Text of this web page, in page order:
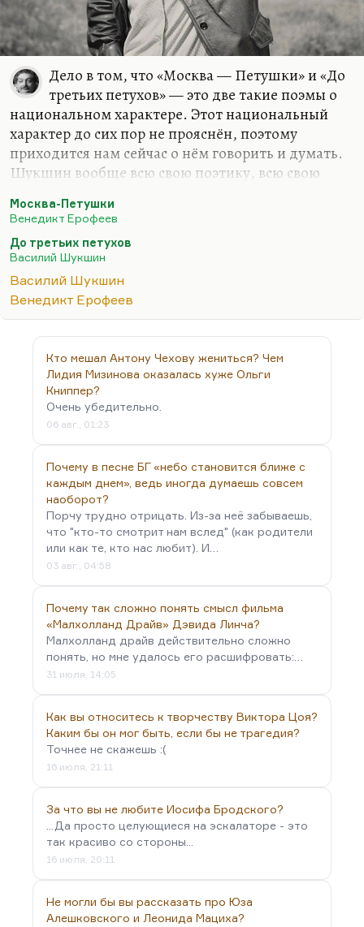
Дело в том, что «Москва — Петушки» и «До
третьих петухов» — это две такие поэмы о
национальном характере. Этот национальный
характер до сих пор не прояснён, поэтому
приходится нам сейчас о нём говорить и думать.
Шукшин вообще всю свою поэтику, всю свою
вам волю», о котором мы сейчас будем говорить
особо) построил на одном мучительном
контрасте, на одной очень важной проблеме. Он
в принципе — человек единства, человек
цельности и цельного мировоззрения. Для него
ужасно, что раскалывается русский мир,
Он — летописец русского нового раскола: на
город и деревню, на интеллигенцию и народ, на
почву и город или,…
Москва-Петушки
Венедикт Ерофеев
До третьих петухов
Василий Шукшин
Василий Шукшин
Венедикт Ерофеев
Кто мешал Антону Чехову жениться? Чем
Лидия Мизинова оказалась хуже Ольги
Книппер?
Очень убедительно.
06 авг., 01:23
Почему в песне БГ «небо становится ближе с
каждым днем», ведь иногда думаешь совсем
наоборот?
Порчу трудно отрицать. Из-за неё забываешь,
что "кто-то смотрит нам вслед" (как родители
или как те, кто нас любит). И…
03 авг., 04:58
Почему так сложно понять смысл фильма
«Малхолланд Драйв» Дэвида Линча?
Малхолланд драйв действительно сложно
понять, но мне удалось его расшифровать:…
31 июля, 14:05
Как вы относитесь к творчеству Виктора Цоя?
Каким бы он мог быть, если бы не трагедия?
Точнее не скажешь :(
16 июля, 21:11
За что вы не любите Иосифа Бродского?
...Да просто целующиеся на эскалаторе - это
так красиво со стороны...
16 июля, 20:11
Не могли бы вы рассказать про Юза
Алешковского и Леонида Мациха?